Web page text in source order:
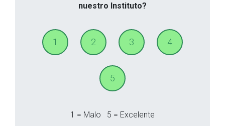
nuestro Instituto?
1 2 3 4
5
1 = Malo 5 = Excelente